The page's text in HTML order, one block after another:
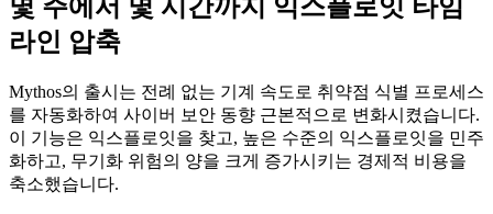
몇 주에서 몇 시간까지 익스플로잇 타임
라인 압축
Mythos의 출시는 전례 없는 기계 속도로 취약점 식별 프로세스
를 자동화하여 사이버 보안 동향 근본적으로 변화시켰습니다.
이 기능은 익스플로잇을 찾고, 높은 수준의 익스플로잇을 민주
화하고, 무기화 위험의 양을 크게 증가시키는 경제적 비용을
축소했습니다.